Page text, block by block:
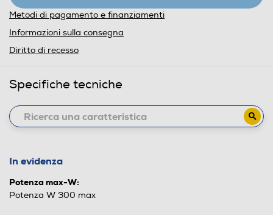
Metodi di pagamento e finanziamenti
Informazioni sulla consegna
Diritto di recesso
Specifiche tecniche
In evidenza
Potenza max-W:
Potenza W 300 max